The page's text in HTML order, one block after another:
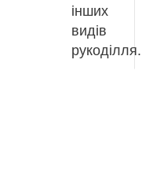
інших
видів
рукоділля.